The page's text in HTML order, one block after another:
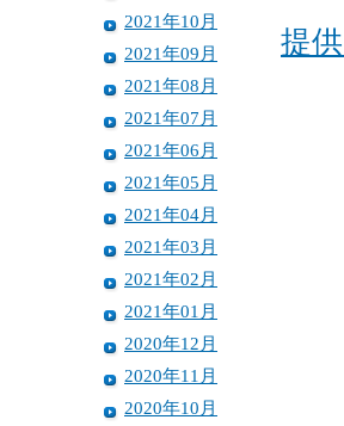
2021年10月
2021年09月
2021年08月
2021年07月
2021年06月
2021年05月
2021年04月
2021年03月
2021年02月
2021年01月
2020年12月
2020年11月
2020年10月
提